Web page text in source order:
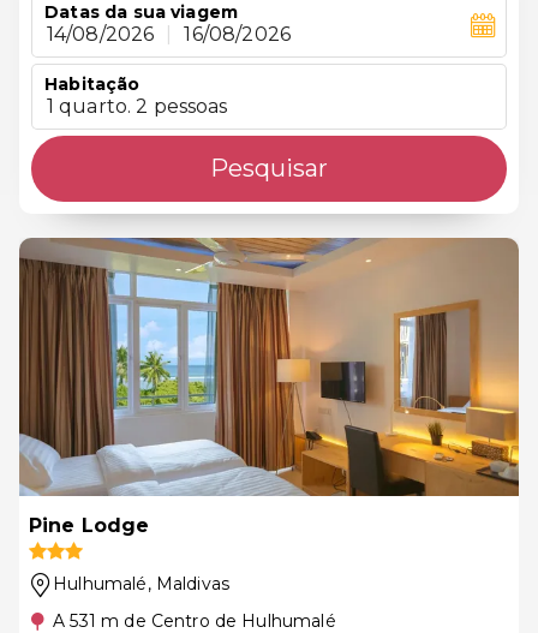
Datas da sua viagem
14/08/2026 16/08/2026
Habitação
1 quarto. 2 pessoas
Pesquisar
Pine Lodge
Hulhumalé, Maldivas
A 531 m de Centro de Hulhumalé